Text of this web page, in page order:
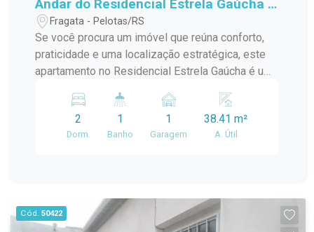
Andar do Residencial Estrela Gaúcha -
Excelente Localização
Fragata - Pelotas/RS
Se você procura um imóvel que reúna conforto,
praticidade e uma localização estratégica, este
apartamento no Residencial Estrela Gaúcha é uma
distribuídos e ótima iluminação natural, é ideal
para quem deseja viver com comodidade no dia a
aproveitamento do espaço; Banheiro completo;
Apartamento localizado no 3º andar,
2
Dorm.
1
Banho
1
Garagem
38.41 m²
A. Útil
Cód. 50422